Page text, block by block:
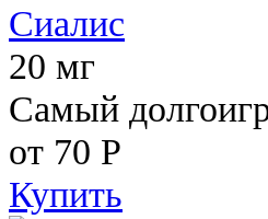
Сиалис
20 мг
Самый
от 70 Р
Купить